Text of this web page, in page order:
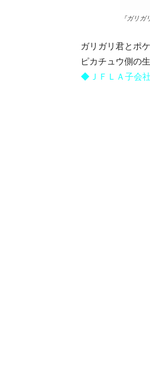
『ガリ
ガリガリ君とポ
ピカチュウ側の
◆ＪＦＬＡ子会